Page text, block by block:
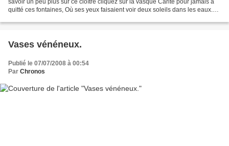
savoir un peu plus sur ce cloître cliquez sur la vasque Carite pour jamais a
quitté ces fontaines, Où ses yeux faisaient voir deux soleils dans les eaux.
Vases vénéneux.
Publié le 07/07/2008 à 00:54
Par Chronos